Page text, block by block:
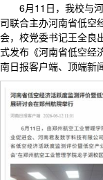
6月11日，我校与
司联合主办河南省低空
会，校党委书记王全良
式发布《河南省低空经
南日报客户端、顶端新